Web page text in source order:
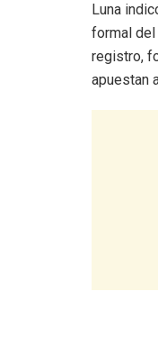
Luna
formal del
registro,
apuestan